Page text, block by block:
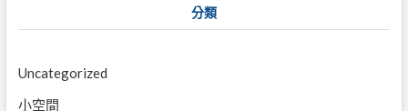
分類
Uncategorized
小空間